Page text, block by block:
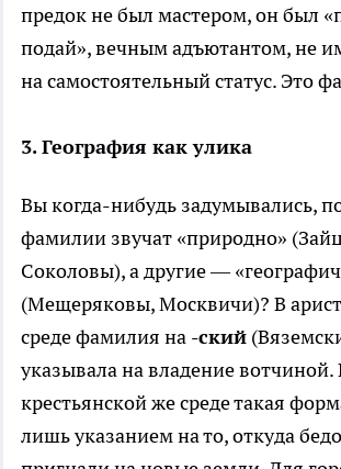
предок не был мастером, он был
подай», вечным адъютантом, не
на самостоятельный статус. Это
3. География как улика
Вы когда-нибудь задумывались,
фамилии звучат «природно»
Соколовы), а другие —
(Мещеряковы, Москвичи)? В
среде фамилия на -ский
указывала на владение вотчиной.
крестьянской же среде такая
лишь указанием на то, откуда